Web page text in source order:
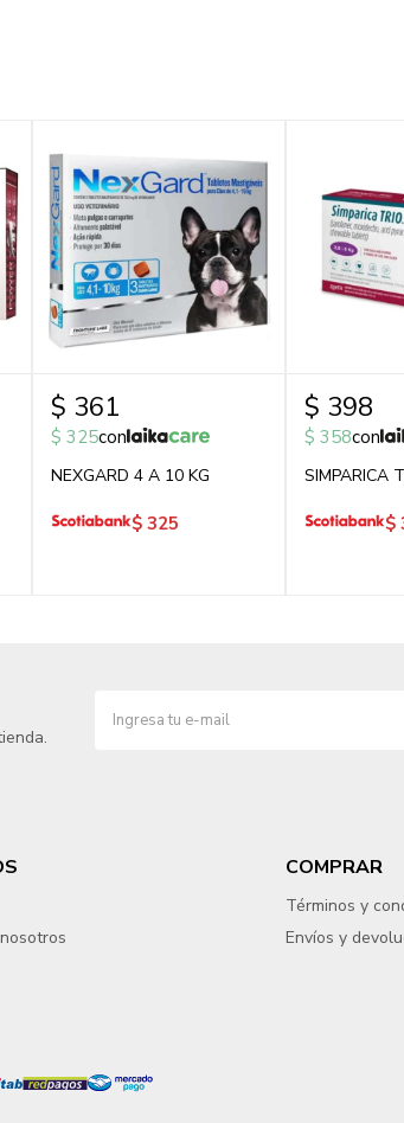
$ 361
$ 325con
NEXGARD 4 A 10 KG
$ 325
$ 398
$ 358con
SIMPARICA
$
COMPRAR
Términos y
Envíos y